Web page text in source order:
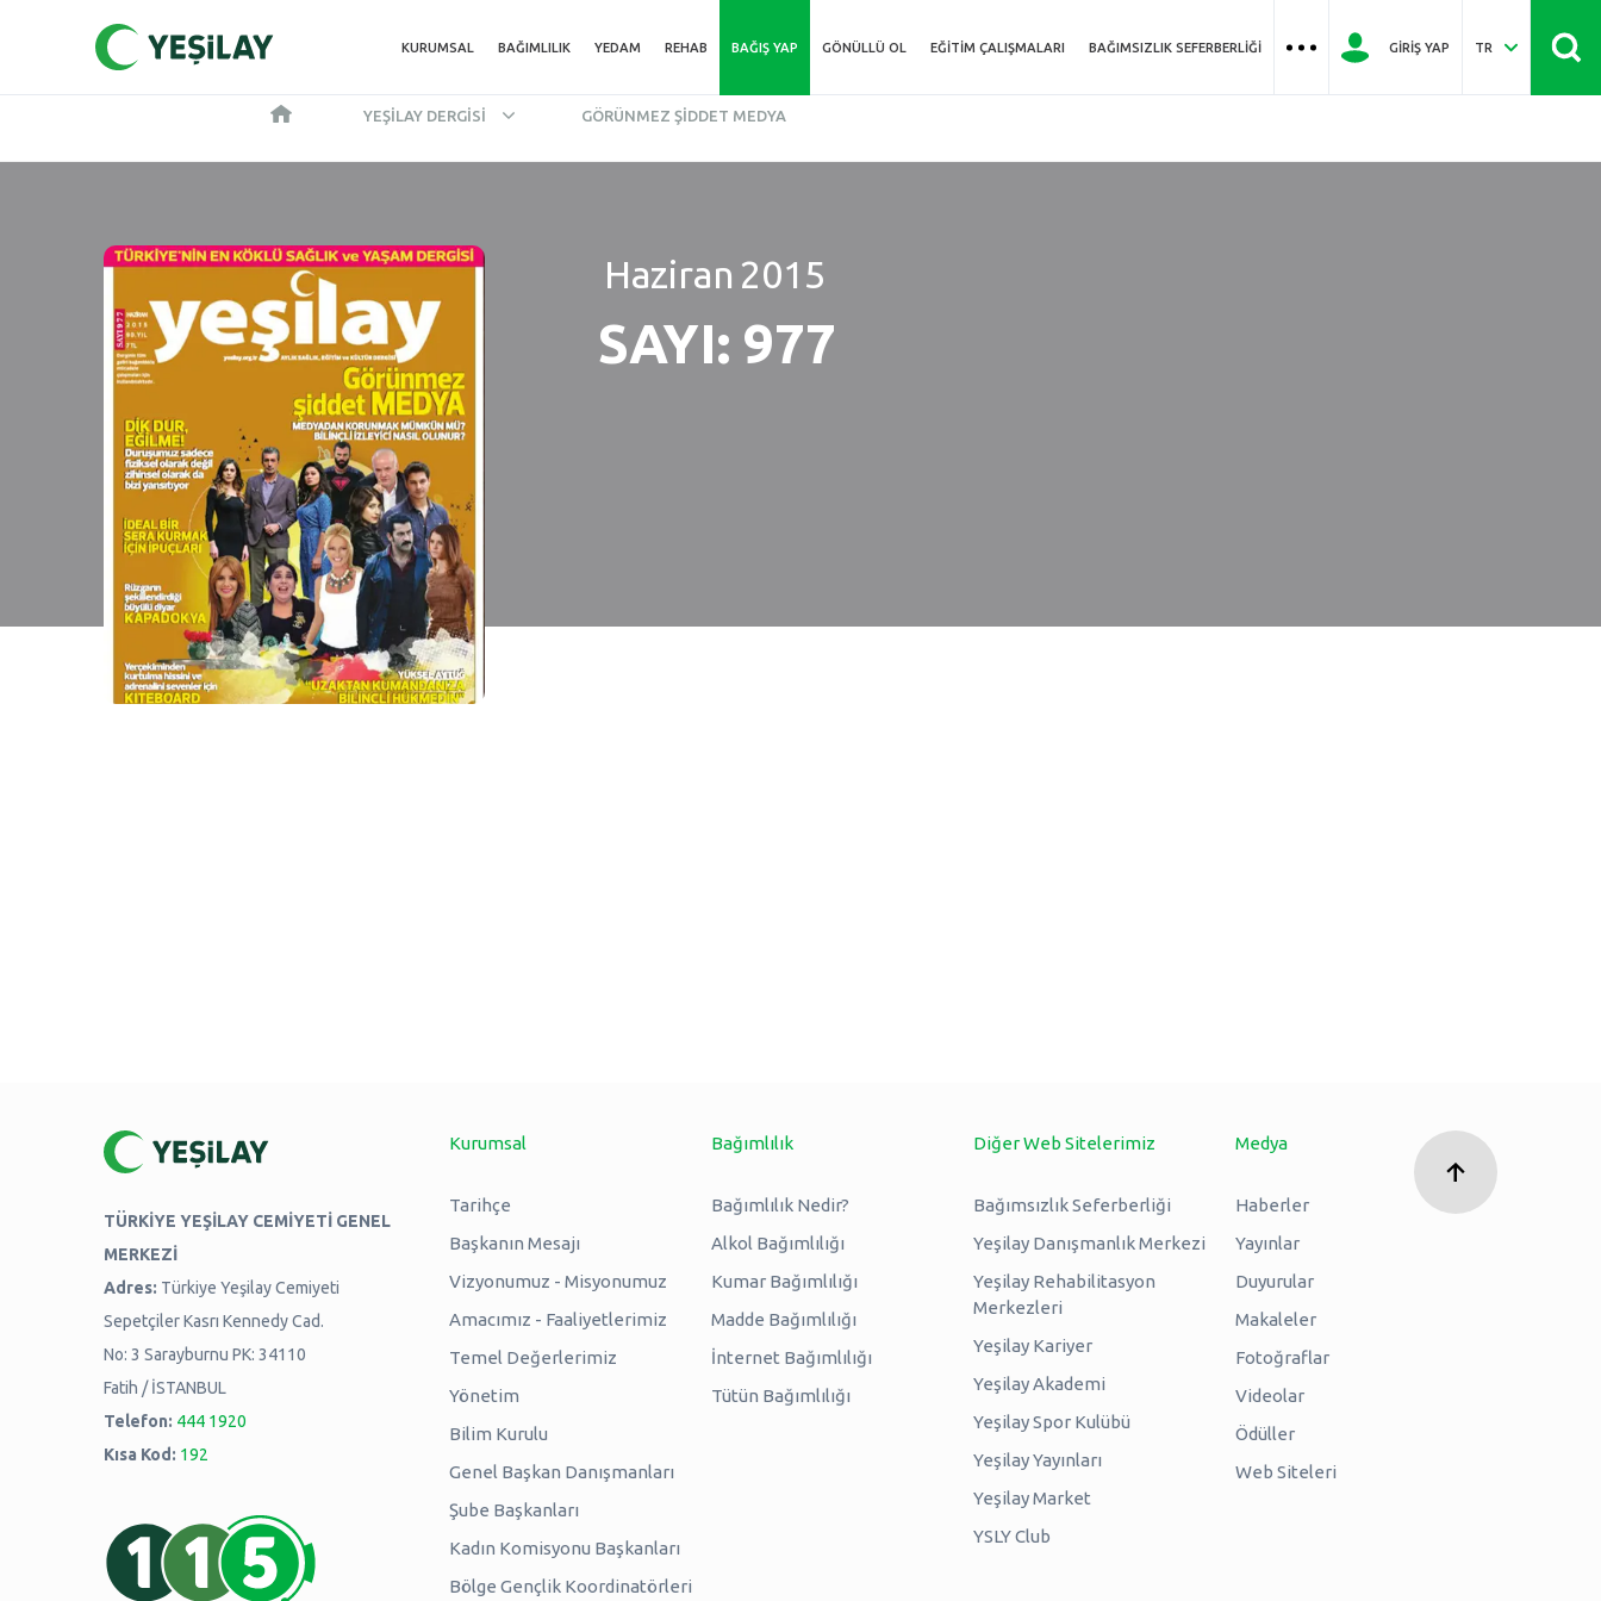
KURUMSAL BAĞIMLILIK YEDAM REHAB BAĞIŞ YAP GÖNÜLLÜ OL EĞITIM ÇALIŞMALARI BAĞIMSIZLIK SEFERBERLIĞI GIRIŞ YAP TR
YEŞILAY DERGISI GÖRÜNMEZ ŞIDDET MEDYA
Haziran 2015
SAYI: 977
TÜRKİYE YEŞİLAY CEMİYETİ GENEL
MERKEZİ
Adres: Türkiye Yeşilay Cemiyeti
Sepetçiler Kasrı Kennedy Cad.
No: 3 Sarayburnu PK: 34110
Fatih / İSTANBUL
Telefon: 444 1920
Kısa Kod: 192
Kurumsal
Tarihçe
Başkanın Mesajı
Vizyonumuz - Misyonumuz
Amacımız - Faaliyetlerimiz
Temel Değerlerimiz
Yönetim
Bilim Kurulu
Genel Başkan Danışmanları
Şube Başkanları
Kadın Komisyonu Başkanları
Bölge Gençlik Koordinatörleri
Bağımlılık
Bağımlılık Nedir?
Alkol Bağımlılığı
Kumar Bağımlılığı
Madde Bağımlılığı
İnternet Bağımlılığı
Tütün Bağımlılığı
Diğer Web Sitelerimiz
Bağımsızlık Seferberliği
Yeşilay Danışmanlık Merkezi
Yeşilay Rehabilitasyon
Merkezleri
Yeşilay Kariyer
Yeşilay Akademi
Yeşilay Spor Kulübü
Yeşilay Yayınları
Yeşilay Market
YSLY Club
Medya
Haberler
Yayınlar
Duyurular
Makaleler
Fotoğraflar
Videolar
Ödüller
Web Siteleri